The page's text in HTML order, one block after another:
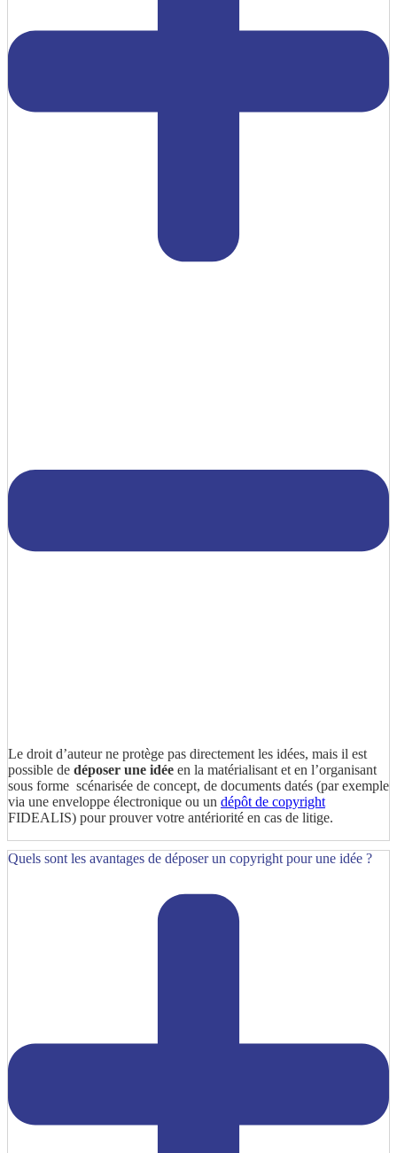
Le droit d’auteur ne protège pas directement les idées, mais il est
possible de déposer une idée en la matérialisant et en l’organisant
sous forme scénarisée de concept, de documents datés (par exemple
via une enveloppe électronique ou un dépôt de copyright
FIDEALIS) pour prouver votre antériorité en cas de litige.
Quels sont les avantages de déposer un copyright pour une idée ?